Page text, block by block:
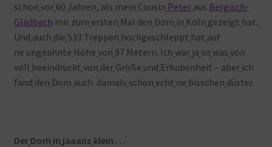
schon vor 60 Jahren, als mein Cousin Peter aus Bergisch-
Gladbach mir zum ersten Mal den Dom in Köln gezeigt hat.
Und auch die 533 Treppen hochgeschleppt hat auf
ne ungeahnte Höhe von 97 Metern. Ich war ja so was von
voll beeindruckt von der Größe und Erhabenheit – aber ich
fand den Dom auch damals schon echt ne bisschen düster.
Der Dom in jaaanz klein …